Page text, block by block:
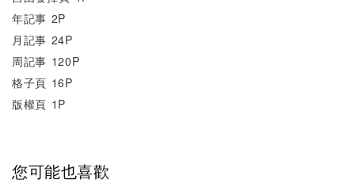
年記事 2P
月記事 24P
周記事 120P
格子頁 16P
版權頁 1P
您可能也喜歡